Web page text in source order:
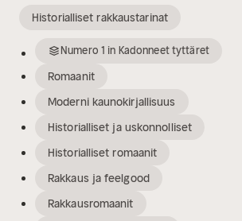
Historialliset rakkaustarinat
Numero 1 in Kadonneet tyttäret
Romaanit
Moderni kaunokirjallisuus
Historialliset ja uskonnolliset
Historialliset romaanit
Rakkaus ja feelgood
Rakkausromaanit